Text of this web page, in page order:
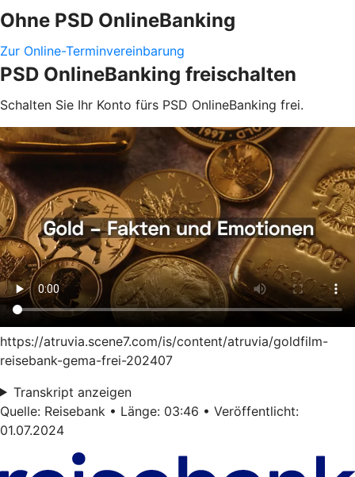
Ohne PSD OnlineBanking
Zur Online-Terminvereinbarung
PSD OnlineBanking freischalten
Schalten Sie Ihr Konto fürs PSD OnlineBanking frei.
https://atruvia.scene7.com/is/content/atruvia/goldfilm-
reisebank-gema-frei-202407
Transkript anzeigen
Quelle: Reisebank • Länge: 03:46 • Veröffentlicht:
01.07.2024